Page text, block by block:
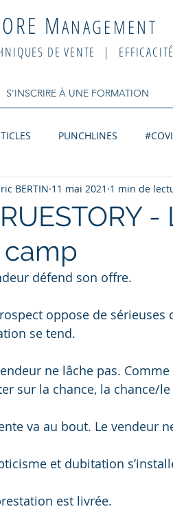
MANAGEMENT
DE VENTE |
S'INSCRIRE À UNE FORMATION
PUNCHLINES
BERTIN 11 mai 2021 1 min de
défend son offre.
oppose de sérieuses
se tend.
ne lâche pas.
sur la chance, la chance/
va au bout. Le vendeur
et dubitation
est livrée.